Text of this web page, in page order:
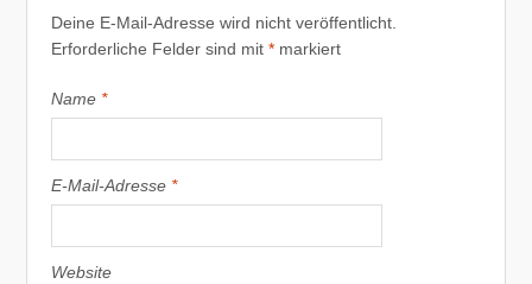
Deine E-Mail-Adresse wird nicht veröffentlicht.
Erforderliche Felder sind mit* markiert
Name *
E-Mail-Adresse *
Website